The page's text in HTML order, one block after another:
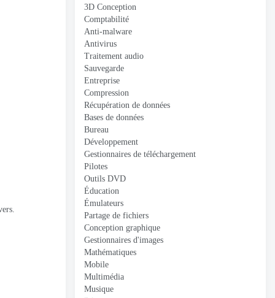
3D Conception
Comptabilité
Anti-malware
Antivirus
Traitement audio
Sauvegarde
Entreprise
Compression
Récupération de données
Bases de données
Bureau
Développement
Gestionnaires de téléchargement
Pilotes
Outils DVD
Éducation
Émulateurs
Partage de fichiers
Conception graphique
Gestionnaires d'images
Mathématiques
Mobile
Multimédia
Musique